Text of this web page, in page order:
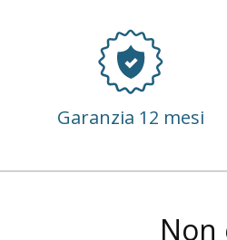
Garanzia 12 mesi
Non